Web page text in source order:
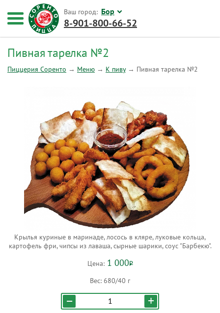
Пивная тарелка №2
Пиццерия Соренто → Меню → К пиву→ Пивная тарелка №2
Крылья куриные в маринаде, лосось в кляре, луковые кольца,
картофель фри, чипсы из лаваша, сырные шарики, соус "Барбекю".
Цена: 1 000Р
Вес: 680/40 г
Ваш город: Бор
8-901-800-66-52